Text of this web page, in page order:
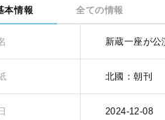
本情報 全ての情報
新蔵一座が
北國：朝刊
2024-12-08